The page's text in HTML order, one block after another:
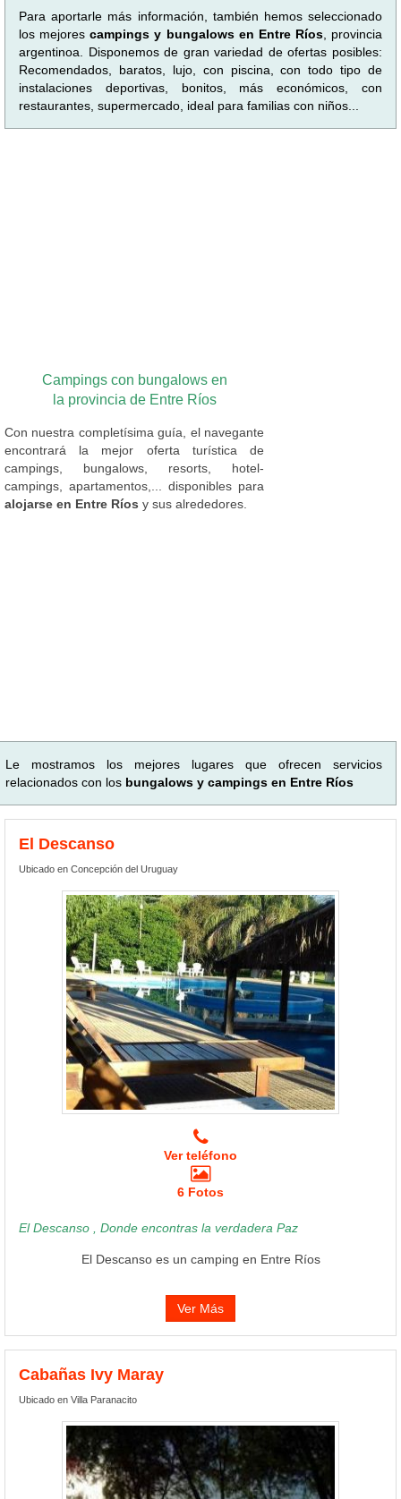
Para aportarle más información, también hemos seleccionado
los mejorescampings y bungalows en Entre Ríos, provincia
argentinoa. Disponemos de gran variedad de ofertas posibles:
Recomendados, baratos, lujo, con piscina, con todo tipo de
instalaciones deportivas, bonitos, más económicos, con
restaurantes, supermercado, ideal para familias con niños...
Campings con bungalows en
la provincia de Entre Ríos
Con nuestra completísima guía, el navegante
encontrará la mejor oferta turística de
campings, bungalows, resorts, hotel-
campings, apartamentos,... disponibles para
alojarse en Entre Ríos y sus alrededores.
Le mostramos los mejores lugares que ofrecen servicios
relacionados con los bungalows y campings en Entre Ríos
El Descanso
Ubicado en Concepción del Uruguay
Ver teléfono
6 Fotos
El Descanso , Donde encontras la verdadera Paz
El Descanso es un camping en Entre Ríos
Ver Más
Cabañas Ivy Maray
Ubicado en Villa Paranacito